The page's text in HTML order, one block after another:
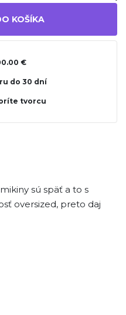
KOŠÍKA
€
do 30 dní
tvorcu
sú späť a to s
oversized, preto daj